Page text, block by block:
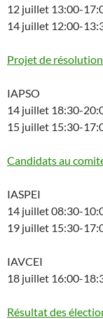
12 juillet 13:00-
14 juillet 12:00-
Projet de
IAPSO
14 juillet 18:30-
15 juillet 15:30-
Candidats au
IASPEI
14 juillet 08:30-
19 juillet 15:30-
IAVCEI
18 juillet 16:00-
Résultat des